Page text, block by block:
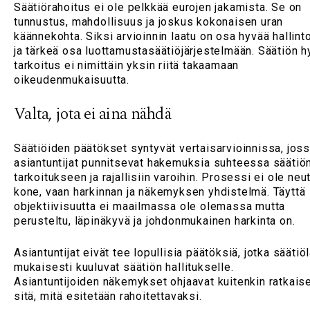
Säätiörahoitus ei ole pelkkää eurojen jakamista. Se on
tunnustus, mahdollisuus ja joskus kokonaisen uran
käännekohta. Siksi arvioinnin laatu on osa hyvää
ja tärkeä osa luottamustasäätiöjärjestelmään. Säätiön
tarkoitus ei nimittäin yksin riitä takaamaan
oikeudenmukaisuutta.
Valta, jota ei aina nähdä
Säätiöiden päätökset syntyvät vertaisarvioinnissa,
asiantuntijat punnitsevat hakemuksia suhteessa
tarkoitukseen ja rajallisiin varoihin. Prosessi ei ole
kone, vaan harkinnan ja näkemyksen yhdistelmä. Täyttä
objektiivisuutta ei maailmassa ole olemassa mutta
perusteltu, läpinäkyvä ja johdonmukainen harkinta on.
Asiantuntijat eivät tee lopullisia päätöksiä, jotka
mukaisesti kuuluvat säätiön hallitukselle.
Asiantuntijoiden näkemykset ohjaavat kuitenkin
sitä, mitä esitetään rahoitettavaksi.